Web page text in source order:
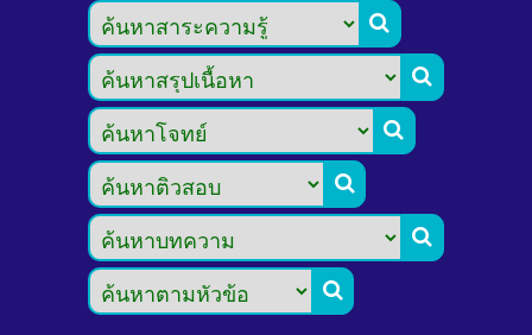





